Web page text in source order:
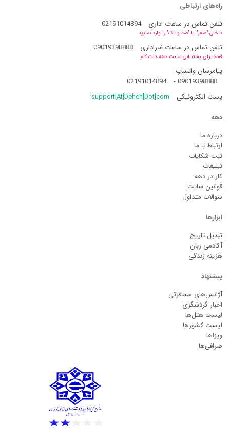
راه‌های ارتباطی
تلفن تماس در ساعات اداری
02191014894
داخلی "صفر" یا "صد و یک" را وارد نمایید
تلفن تماس در ساعات غیراداری 09019398888
فقط برای پشتیبانی سایت دهه دات کام
پیامرسان واتساپ
09019398888
-
02191014894
پست الکترونیکی
support[At]Deheh[Dot]com
دهه
درباره ما
ارتباط با ما
ثبت شکایات
تبلیغات
کار در دهه
قوانین سایت
سوالات متداول
ابزارها
تبدیل تاریخ
آکادمی زبان
هزینه زندگی
پیشنهاد
آژانس‌های مسافرتی
اخبار گردشگری
لیست هتل‌ها
لیست کشورها
ویزاها
صرافی‌ها